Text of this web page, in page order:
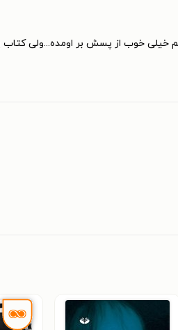
خوب از پسش بر اومده...ولی کتاب